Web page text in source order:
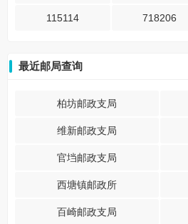
115114 718206
最近邮局查询
柏坊邮政支局
维新邮政支局
官垱邮政支局
西塘镇邮政所
百崎邮政支局